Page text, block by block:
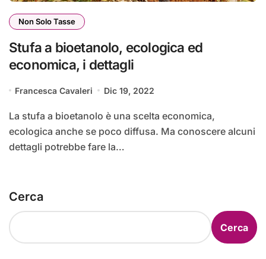
Non Solo Tasse
Stufa a bioetanolo, ecologica ed
economica, i dettagli
Francesca Cavaleri Dic 19, 2022
La stufa a bioetanolo è una scelta economica,
ecologica anche se poco diffusa. Ma conoscere alcuni
dettagli potrebbe fare la…
Cerca
Cerca